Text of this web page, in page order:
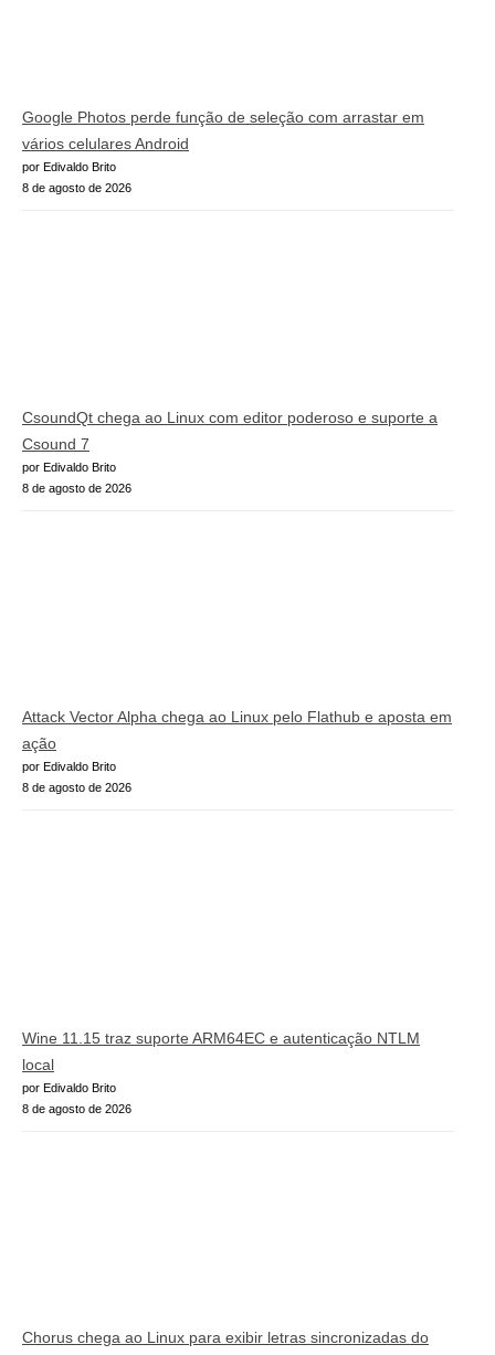
Google Photos perde função de seleção com arrastar em
vários celulares Android
por Edivaldo Brito
8 de agosto de 2026
CsoundQt chega ao Linux com editor poderoso e suporte a
Csound 7
por Edivaldo Brito
8 de agosto de 2026
Attack Vector Alpha chega ao Linux pelo Flathub e aposta em
ação
por Edivaldo Brito
8 de agosto de 2026
Wine 11.15 traz suporte ARM64EC e autenticação NTLM
local
por Edivaldo Brito
8 de agosto de 2026
Chorus chega ao Linux para exibir letras sincronizadas do